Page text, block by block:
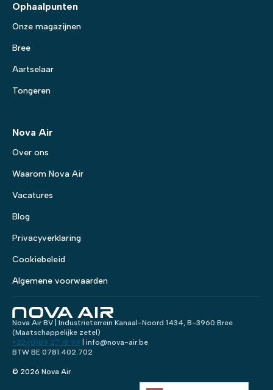
Ophaalpunten
Onze magazijnen
Bree
Aartselaar
Tongeren
Nova Air
Over ons
Waarom Nova Air
Vacatures
Blog
Privacyverklaring
Cookiebeleid
Algemene voorwaarden
© 2026 Nova Air
+32 (0)89 27 18 99 | info@nova-air.be
BTW BE 0781.402.702
Nova Air BV | Industrieterrein Kanaal-Noord 1434, B-3960 Bree
(Maatschappelijke zetel)